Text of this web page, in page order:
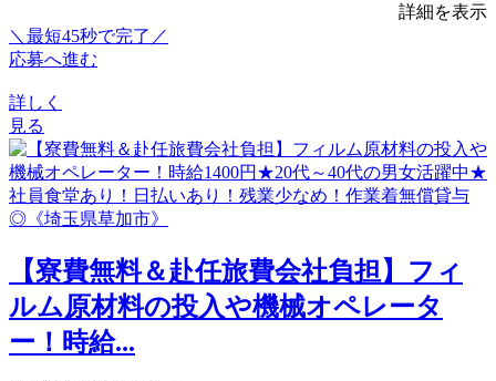
詳細を表示
＼最短45秒で完了／
応募へ進む
詳しく
見る
【寮費無料＆赴任旅費会社負担】フィ
ルム原材料の投入や機械オペレータ
ー！時給...